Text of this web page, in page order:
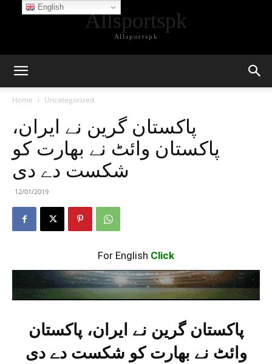
Allsportspk
Allsportspk
Home Uncategorized
پاکستان گرین نے ایران،
پاکستان وائٹ نے بھارت کو
شکست دے دی
12/01/2019
For English Click
پاکستان گرین نے ایران، پاکستان
وائٹ نے بھارت کو شکست دے دی
English